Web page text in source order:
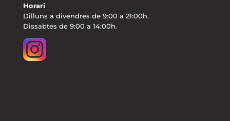
Horari
Dilluns a divendres de 9:00 a 21:00h.
Dissabtes de 9:00 a 14:00h.